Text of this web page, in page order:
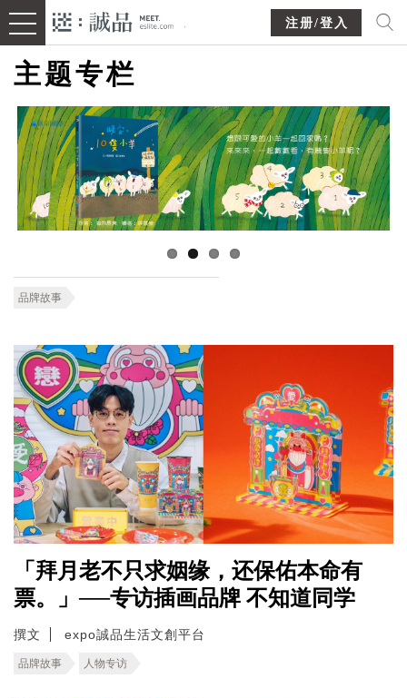
注册/登入
主题专栏
品牌故事
「拜月老不只求姻缘，还保佑本命有
票。」──专访插画品牌 不知道同学
撰文 expo誠品生活文創平台
品牌故事 人物专访